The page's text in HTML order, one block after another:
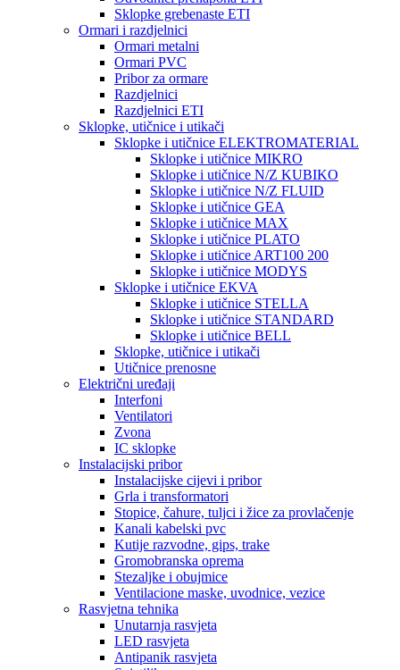
Sklopke grebenaste ETI
Ormari i razdjelnici
Ormari metalni
Ormari PVC
Pribor za ormare
Razdjelnici
Razdjelnici ETI
Sklopke, utičnice i utikači
Sklopke i utičnice ELEKTROMATERIAL
Sklopke i utičnice MIKRO
Sklopke i utičnice N/Z KUBIKO
Sklopke i utičnice N/Z FLUID
Sklopke i utičnice GEA
Sklopke i utičnice MAX
Sklopke i utičnice PLATO
Sklopke i utičnice ART100 200
Sklopke i utičnice MODYS
Sklopke i utičnice EKVA
Sklopke i utičnice STELLA
Sklopke i utičnice STANDARD
Sklopke i utičnice BELL
Sklopke, utičnice i utikači
Utičnice prenosne
Električni uređaji
Interfoni
Ventilatori
Zvona
IC sklopke
Instalacijski pribor
Instalacijske cijevi i pribor
Grla i transformatori
Stopice, čahure, tuljci i žice za provlačenje
Kanali kabelski pvc
Kutije razvodne, gips, trake
Gromobranska oprema
Stezaljke i obujmice
Ventilacione maske, uvodnice, vezice
Rasvjetna tehnika
Unutarnja rasvjeta
LED rasvjeta
Antipanik rasvjeta